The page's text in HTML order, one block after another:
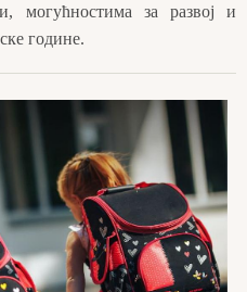
могућностима за развој и
године.